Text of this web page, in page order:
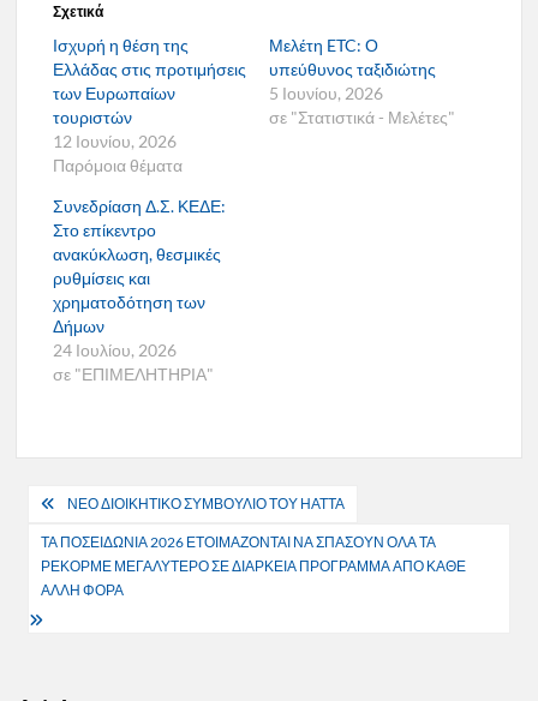
Σχετικά
Ισχυρή η θέση της
Ελλάδας στις προτιμήσεις
των Ευρωπαίων
τουριστών
12 Ιουνίου, 2026
Παρόμοια θέματα
Μελέτη ETC: Ο
υπεύθυνος ταξιδιώτης
5 Ιουνίου, 2026
σε "Στατιστικά - Μελέτες"
Συνεδρίαση Δ.Σ. ΚΕΔΕ:
Στο επίκεντρο
ανακύκλωση, θεσμικές
ρυθμίσεις και
χρηματοδότηση των
Δήμων
24 Ιουλίου, 2026
σε "ΕΠΙΜΕΛΗΤΗΡΙΑ"
Πλοήγηση
άρθρων
ΝΕΟ ΔΙΟΙΚΗΤΙΚΟ ΣΥΜΒΟΥΛΙΟ ΤΟΥ ΗΑΤΤΑ
ΤΑ ΠΟΣΕΙΔΩΝΙΑ 2026 ΕΤΟΙΜΑΖΟΝΤΑΙ ΝΑ ΣΠΑΣΟΥΝ ΟΛΑ ΤΑ
ΡΕΚΟΡΜΕ ΜΕΓΑΛΥΤΕΡΟ ΣΕ ΔΙΑΡΚΕΙΑ ΠΡΟΓΡΑΜΜΑ ΑΠΟ ΚΑΘΕ
ΑΛΛΗ ΦΟΡΑ